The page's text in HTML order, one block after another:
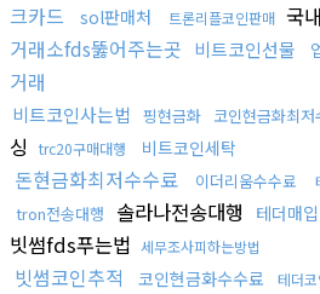
크카드
sol판매처 트론리플코인판매 국
거래소fds뚫어주는곳 비트코인선물
거래
비트코인사는법 핑현금화 코인현금화최저
싱
trc20구매대행 비트코인세탁
돈현금화최저수수료 이더리움수수료
tron전송대행 솔라나전송대행 테더매입
빗썸fds푸는법 세무조사피하는방법
빗썸코인추적 코인현금화수수료 테더